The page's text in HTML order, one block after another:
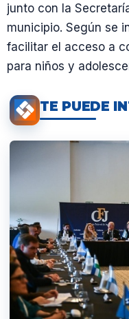
junto con la
municipio. Según se
facilitar el acceso a
para niños y
TE PUEDE